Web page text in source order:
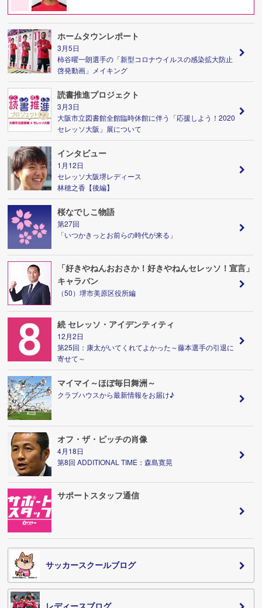
ホームタウンレポート
3月5日
柿谷曜一朗選手の「新型コロナウイルスの感染拡大防止
啓発動画」メイキング
読書推進プロジェクト
3月3日
大阪市立図書館全館臨時休館に伴う「応援しよう！2020
セレッソ大阪」展について
インタビュー
1月12日
セレッソ大阪堺レディース
林穂之香【後編】
桜なでしこ物語
第27回
「いつかきっとお前らの時代が来る」
「好きやねんおおさか！好きやねんセレッソ！宣言」
キャラバン
（50）堺市美原区役所編
続 セレッソ・アイデンティティ
12月2日
第25回：康太がいてくれてよかった～藤本選手の引退に
寄せて～
マイマイ～ほぼ毎日舞洲～
クラブハウスから最新情報をお届け♪
オフ・ザ・ピッチの肖像
4月18日
第8回 ADDITIONAL TIME：森島寛晃
サポートスタッフ通信
サッカースクールブログ
レディースブログ